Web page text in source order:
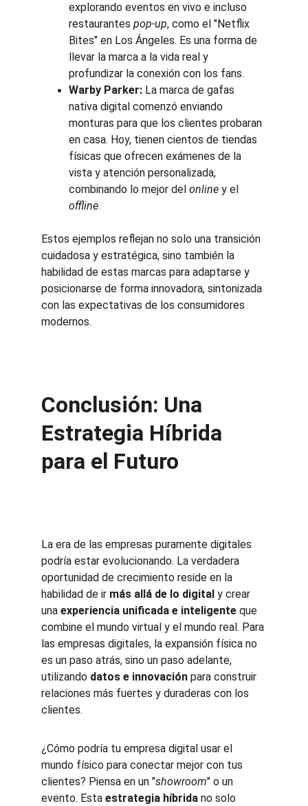
explorando eventos en vivo e incluso
restaurantes pop-up, como el "Netflix
Bites" en Los Ángeles. Es una forma de
llevar la marca a la vida real y
profundizar la conexión con los fans.
Warby Parker: La marca de gafas
nativa digital comenzó enviando
monturas para que los clientes probaran
en casa. Hoy, tienen cientos de tiendas
físicas que ofrecen exámenes de la
vista y atención personalizada,
combinando lo mejor del online y el
offline.
Estos ejemplos reflejan no solo una transición
cuidadosa y estratégica, sino también la
habilidad de estas marcas para adaptarse y
posicionarse de forma innovadora, sintonizada
con las expectativas de los consumidores
modernos.
Conclusión: Una
Estrategia Híbrida
para el Futuro
La era de las empresas puramente digitales
podría estar evolucionando. La verdadera
oportunidad de crecimiento reside en la
habilidad de ir más allá de lo digital y crear
una experiencia unificada e inteligente que
combine el mundo virtual y el mundo real. Para
las empresas digitales, la expansión física no
es un paso atrás, sino un paso adelante,
utilizando datos e innovación para construir
relaciones más fuertes y duraderas con los
clientes.
¿Cómo podría tu empresa digital usar el
mundo físico para conectar mejor con tus
clientes? Piensa en un "showroom" o un
evento. Esta estrategia híbrida no solo